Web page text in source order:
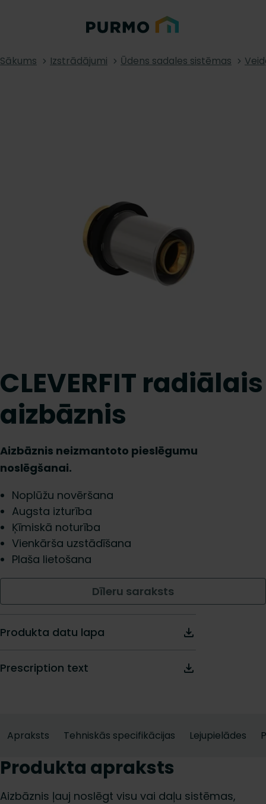
Sākums Izstrādājumi Ūdens sadales sistēmas
CLEVERFIT radiālais
aizbāznis
Aizbāznis neizmantoto pieslēgumu
noslēgšanai.
Noplūžu novēršana
Augsta izturība
Ķīmiskā noturība
Vienkārša uzstādīšana
Plaša lietošana
Dīleru saraksts
Produkta datu lapa
Prescription text
Apraksts Tehniskās specifikācijas Lejupielādes
Produkta apraksts
Aizbāznis ļauj noslēgt visu vai daļu sistēmas,